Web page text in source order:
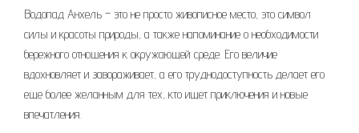
Водопад Анхель – это не просто живописное место, это символ
силы и красоты природы, а также напоминание о необходимости
бережного отношения к окружающей среде. Его величие
вдохновляет и завораживает, а его труднодоступность делает его
еще более желанным для тех, кто ищет приключения и новые
впечатления.